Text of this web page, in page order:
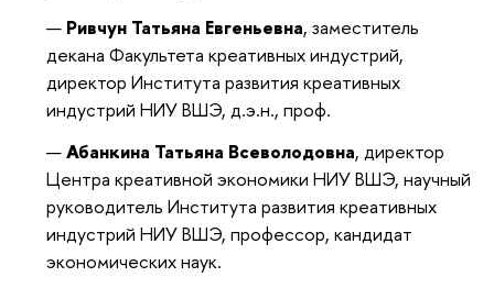
Ривчун Татьяна Евгеньевна, заместитель
декана Факультета креативных индустрий,
директор Института развития креативных
индустрий НИУ ВШЭ, д.э.н., проф.
Абанкина Татьяна Всеволодовна, директор
Центра креативной экономики НИУ ВШЭ, научный
руководитель Института развития креативных
индустрий НИУ ВШЭ, профессор, кандидат
экономических наук.